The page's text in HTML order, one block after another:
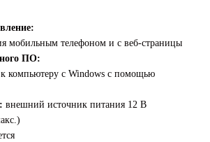
мобильным телефоном и с веб-страницы
ПО:
компьютеру с Windows с помощью
внешний источник питания 12 В